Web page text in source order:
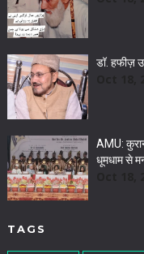
डॉ. हफीज़
AMU:
धूमधाम से
TAGS